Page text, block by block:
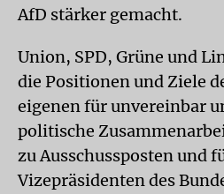
AfD stärker gemacht.
Union, SPD, Grüne und
die Positionen und Ziele
eigenen für unvereinbar
politische
zu Ausschussposten und
Vizepräsidenten des